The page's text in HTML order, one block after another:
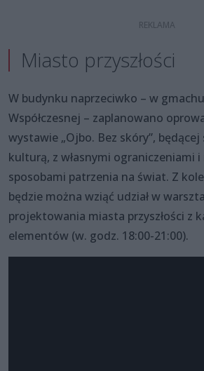
Miasto przyszłości
W budynku naprzeciwko – w
Współczesnej – zaplanowano
wystawie „Ojbo. Bez skóry”,
kulturą, z własnymi ograniczeniami
sposobami patrzenia na świat. Z
będzie można wziąć udział w
projektowania miasta przyszłości z
elementów (w. godz. 18:00-21:00).